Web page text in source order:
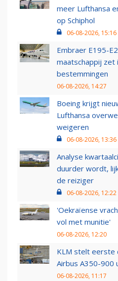
meer Lufthansa
op Schiphol
06-08-2026, 15:16
Embraer E195-
maatschappij zet
bestemmingen
06-08-2026, 14:27
Boeing krijgt
Lufthansa
weigeren
06-08-2026, 13:36
Analyse
duurder wordt,
de reiziger
06-08-2026, 12:22
'Oekraïense
vol met munitie'
06-08-2026, 12:20
KLM stelt eerste
Airbus A350-900
06-08-2026, 11:17